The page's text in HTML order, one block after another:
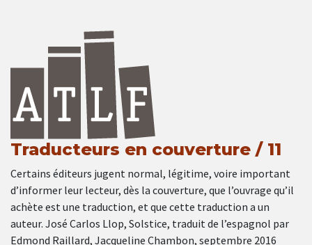
Traducteurs en couverture / 11
Certains éditeurs jugent normal, légitime, voire important
d’informer leur lecteur, dès la couverture, que l’ouvrage qu’il
achète est une traduction, et que cette traduction a un
auteur. José Carlos Llop, Solstice, traduit de l’espagnol par
Edmond Raillard, Jacqueline Chambon, septembre 2016